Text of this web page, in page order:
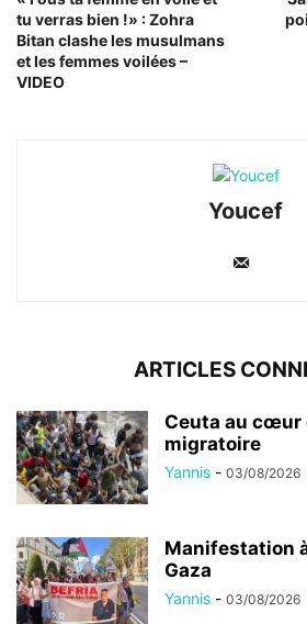
tu verras bien !» : Zohra
Bitan clashe les musulmans
et les femmes voilées –
VIDEO
Youcef
ARTICLES
Ceuta au cœur
migratoire
Yannis - 03/08/2026
Manifestation
Gaza
Yannis - 03/08/2026